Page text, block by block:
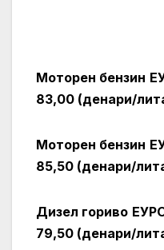
Моторен бензин
83,00 (денари/
Моторен бензин
85,50 (денари/
Дизел гориво
79,50 (денари/